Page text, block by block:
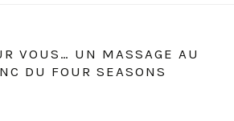
VOUS… UN MASSAGE AU
DU FOUR SEASONS